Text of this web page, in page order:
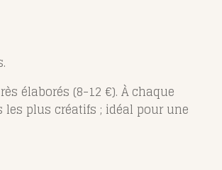
élaborés (8-12 €). À chaque
plus créatifs ; idéal pour une